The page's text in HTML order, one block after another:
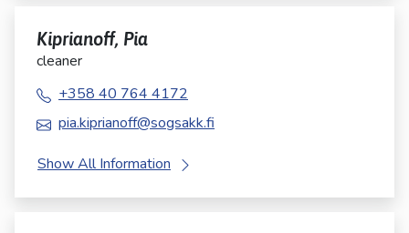
Kiprianoff, Pia
cleaner
+358 40 764 4172
pia.kiprianoff@sogsakk.fi
Show All Information